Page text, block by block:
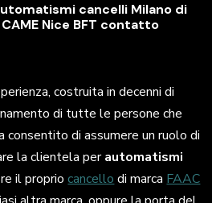
cancelli Milano di
Nice BFT contatto
costruita in decenni di
di tutte le persone che
consentito di assumere un ruolo di
la clientela perautomatismi
il propriocancello di marca FAAC